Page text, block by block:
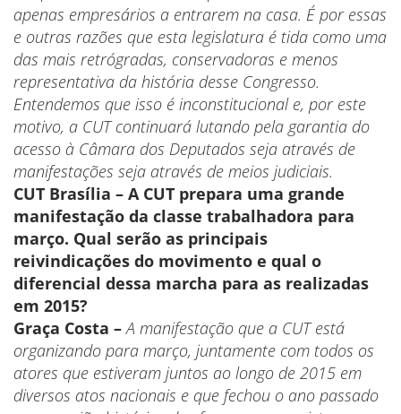
apenas empresários a entrarem na casa. É por essas
e outras razões que esta legislatura é tida como uma
das mais retrógradas, conservadoras e menos
representativa da história desse Congresso.
Entendemos que isso é inconstitucional e, por este
motivo, a CUT continuará lutando pela garantia do
acesso à Câmara dos Deputados seja através de
manifestações seja através de meios judiciais.
CUT Brasília – A CUT prepara uma grande
manifestação da classe trabalhadora para
março. Qual serão as principais
reivindicações do movimento e qual o
diferencial dessa marcha para as realizadas
em 2015?
Graça Costa – A manifestação que a CUT está
organizando para março, juntamente com todos os
atores que estiveram juntos ao longo de 2015 em
diversos atos nacionais e que fechou o ano passado